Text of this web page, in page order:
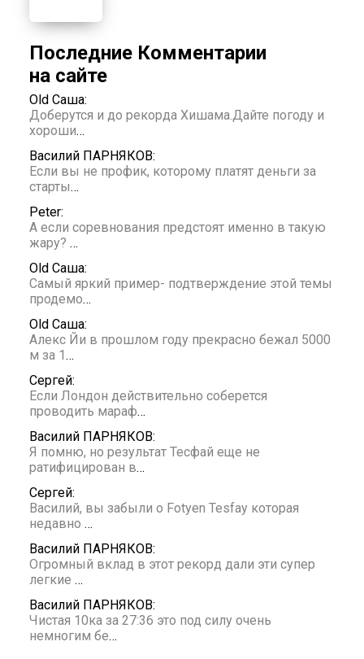
Последние Комментарии
на сайте
Old Саша:
Доберутся и до рекорда Хишама.Дайте погоду и
хороши…
Василий ПАРНЯКОВ:
Если вы не профик, которому платят деньги за
старты…
Peter:
А если соревнования предстоят именно в такую
жару? …
Old Саша:
Самый яркий пример- подтверждение этой темы
продемо…
Old Саша:
Алекс Йи в прошлом году прекрасно бежал 5000
м за 1…
Сергей:
Если Лондон действительно соберется
проводить мараф…
Василий ПАРНЯКОВ:
Я помню, но результат Тесфай еще не
ратифицирован в…
Сергей:
Василий, вы забыли о Fotyen Tesfay которая
недавно …
Василий ПАРНЯКОВ:
Огромный вклад в этот рекорд дали эти супер
легкие …
Василий ПАРНЯКОВ:
Чистая 10ка за 27:36 это под силу очень
немногим бе…